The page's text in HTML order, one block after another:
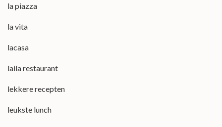
la piazza
la vita
lacasa
laila restaurant
lekkere recepten
leukste lunch